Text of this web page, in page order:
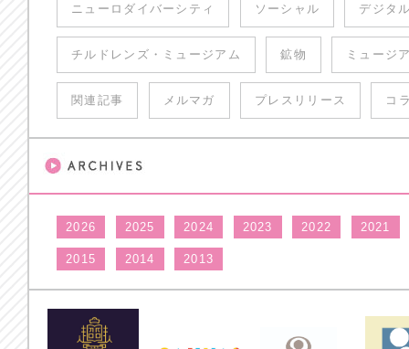
ニューロダイバーシティ ソーシャル デジタ
チルドレンズ・ミュージアム 鉱物 ミュージ
関連記事 メルマガ プレスリリース コ
2026 2025 2024 2023 2022 2021
2015 2014 2013